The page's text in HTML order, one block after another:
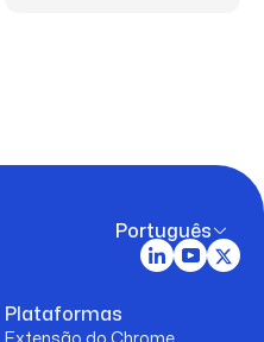
Português
Plataformas